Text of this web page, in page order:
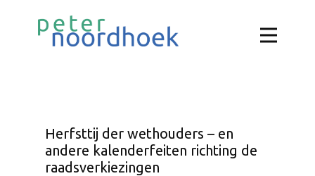
Herfsttij der wethouders – en
andere kalenderfeiten richting de
raadsverkiezingen